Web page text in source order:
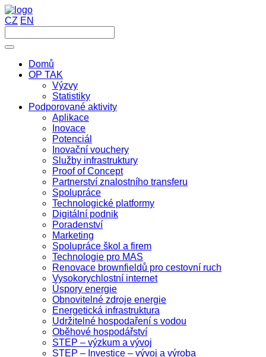
CZ EN
Domů
OP TAK
Výzvy
Statistiky
Podporované aktivity
Aplikace
Inovace
Potenciál
Inovační vouchery
Služby infrastruktury
Proof of Concept
Partnerství znalostního transferu
Spolupráce
Technologické platformy
Digitální podnik
Poradenství
Marketing
Spolupráce škol a firem
Technologie pro MAS
Renovace brownfieldů pro cestovní ruch
Vysokorychlostní internet
Úspory energie
Obnovitelné zdroje energie
Energetická infrastruktura
Udržitelné hospodaření s vodou
Oběhové hospodářství
STEP – výzkum a vývoj
STEP – Investice – vývoj a výroba